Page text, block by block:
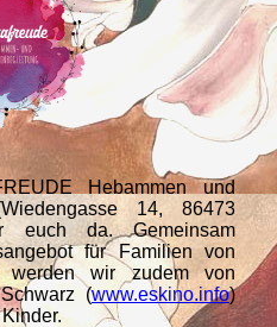
Hebammen und
14, 86473
euch da. Gemeinsam
für Familien von
werden wir zudem von
(www.eskino.info)